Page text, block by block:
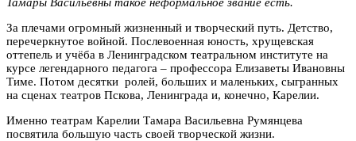
За плечами огромный жизненный и творческий путь. Детство,
перечеркнутое войной. Послевоенная юность, хрущевская
оттепель и учёба в Ленинградском театральном институте на
курсе легендарного педагога – профессора Елизаветы Ивановны
Тиме. Потом десятки ролей, больших и маленьких, сыгранных
на сценах театров Пскова, Ленинграда и, конечно, Карелии.
Именно театрам Карелии Тамара Васильевна Румянцева
посвятила большую часть своей творческой жизни.